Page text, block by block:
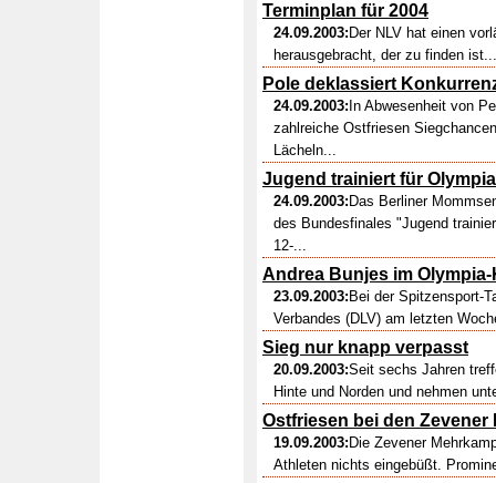
Terminplan für 2004
24.09.2003: Der NLV hat einen
herausgebracht, der zu finden
Pole deklassiert
24.09.2003: In Abwesenheit von
zahlreiche Ostfriesen
Lächeln...
Jugend trainiert für
24.09.2003: Das Berliner
des Bundesfinales "Jugend
12-...
Andrea Bunjes im
23.09.2003: Bei der Spitzensport-
Verbandes (DLV) am letzten
Sieg nur knapp verpasst
20.09.2003:Seit sechs Jahren
Hinte und Norden und nehmen
Ostfriesen bei den Zevener
19.09.2003: Die Zevener
Athleten nichts eingebüßt.